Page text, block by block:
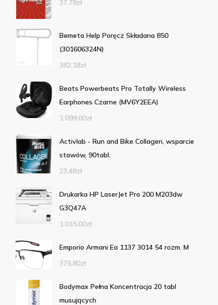
37,79zł
Bemeta Help Poręcz Składana 850
(301606324N)
382,18zł
Beats Powerbeats Pro Totally Wireless
Earphones Czarne (MV6Y2EEA)
1 099,00zł
Activlab - Run and Bike Collagen, wsparcie
stawów, 90tabl.
23,48zł
Drukarka HP LaserJet Pro 200 M203dw
G3Q47A
1 015,00zł
Emporio Armani Ea 1137 3014 54 rozm. M
375,80zł
Bodymax Pełna Koncentracja 20 tabl
musujących